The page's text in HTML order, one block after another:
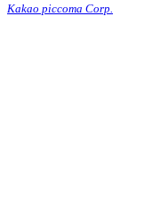
Kakao piccoma Corp.